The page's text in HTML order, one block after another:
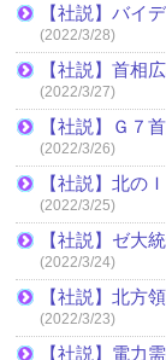
【社説】バイ
(2022/3/28)
【社説】首相
(2022/3/27)
【社説】Ｇ７
(2022/3/26)
【社説】北の
(2022/3/25)
【社説】ゼ大
(2022/3/24)
【社説】北方
(2022/3/23)
【社説】電力